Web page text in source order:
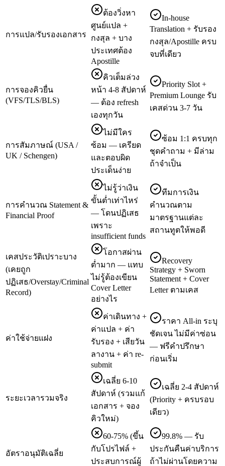
การแปล/รับรองเอกสาร
ต้องวิ่งหา
ศูนย์แปล +
กงสุล + บาง
ประเทศต้อง
Apostille
In-house
Translation + รับรอง
กงสุล/Apostille ครบ
จบที่เดียว
การจองคิวยื่น
(VFS/TLS/BLS)
คิวเต็มล่วง
หน้า 4-8 สัปดาห์
— ต้อง refresh
เองทุกวัน
Priority Slot +
Premium Lounge รับ
เคสด่วน 3-7 วัน
การสัมภาษณ์ (USA /
UK / Schengen)
ไม่มีใคร
ซ้อม — เครียด
และตอบผิด
ประเด็นง่าย
ซ้อม 1:1 ครบทุก
ชุดคำถาม + มีล่าม
ถ้าจำเป็น
การคำนวณ Statement &
Financial Proof
ไม่รู้ว่าเงิน
ขั้นต่ำเท่าไหร่
— โดนปฏิเสธ
เพราะ
insufficient funds
ทีมการเงิน
คำนวณตาม
มาตรฐานแต่ละ
สถานทูตให้พอดี
เคสประวัติเปราะบาง
(เคยถูก
ปฏิเสธ/Overstay/Criminal
Record)
โอกาสผ่าน
ต่ำมาก — แทบ
ไม่รู้ต้องเขียน
Cover Letter
อย่างไร
Recovery
Strategy + Sworn
Statement + Cover
Letter ตามเคส
ค่าใช้จ่ายแฝง
ค่าเดินทาง +
ค่าแปล + ค่า
รับรอง + เสียวัน
ลางาน + ค่า re-
submit
ราคา All-in ระบุ
ชัดเจน ไม่มีค่าซ่อน
— ฟรีคำปรึกษา
ก่อนเริ่ม
ระยะเวลารวมจริง
เฉลี่ย 6-10
สัปดาห์ (รวมแก้
เอกสาร + จอง
คิวใหม่)
เฉลี่ย 2-4 สัปดาห์
(Priority + ครบรอบ
เดียว)
อัตราอนุมัติเฉลี่ย
60-75% (ขึ้น
กับโปรไฟล์ +
ประสบการณ์ผู้
99.8% — รับ
ประกันคืนค่าบริการ
ถ้าไม่ผ่านโดยความ